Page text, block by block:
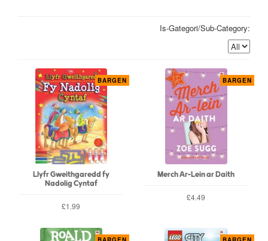
Is-Gategori/Sub-Category:
Llyfr Gweithgaredd fy
Nadolig Cyntaf
£1.99
BARGEN
Merch Ar-Lein ar Daith
£4.49
BARGEN